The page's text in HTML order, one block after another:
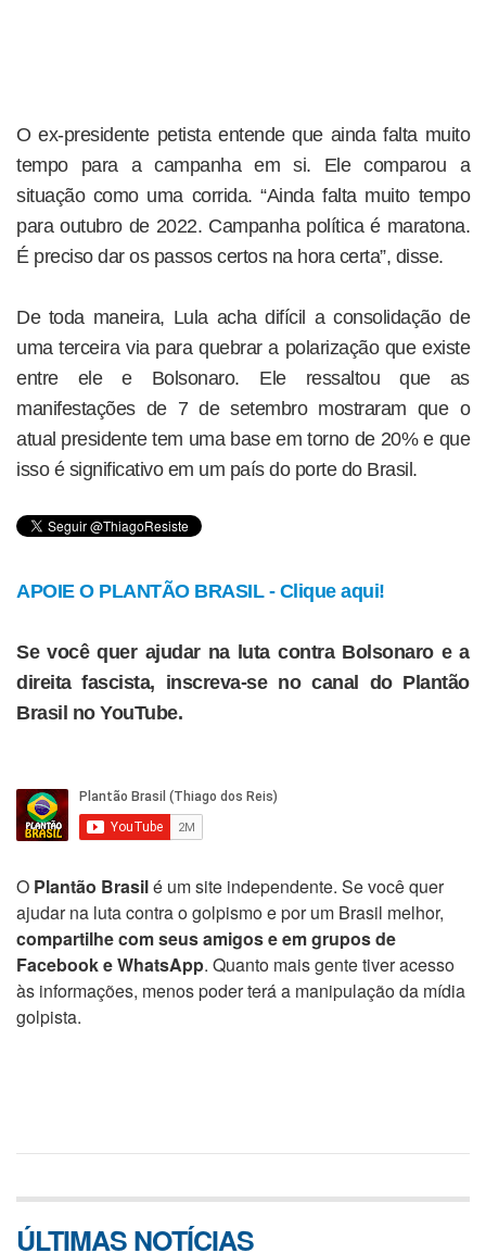
O ex-presidente petista entende que ainda falta muito
tempo para a campanha em si. Ele comparou a
situação como uma corrida. “Ainda falta muito tempo
para outubro de 2022. Campanha política é maratona.
É preciso dar os passos certos na hora certa”, disse.
De toda maneira, Lula acha difícil a consolidação de
uma terceira via para quebrar a polarização que existe
entre ele e Bolsonaro. Ele ressaltou que as
manifestações de 7 de setembro mostraram que o
atual presidente tem uma base em torno de 20% e que
isso é significativo em um país do porte do Brasil.
APOIE O PLANTÃO BRASIL - Clique aqui!
Se você quer ajudar na luta contra Bolsonaro e a
direita fascista, inscreva-se no canal do Plantão
Brasil no YouTube.
O Plantão Brasilé um site independente. Se você quer
ajudar na luta contra o golpismo e por um Brasil melhor,
compartilhe com seus amigos e em grupos de
Facebook e WhatsApp. Quanto mais gente tiver acesso
às informações, menos poder terá a manipulação da mídia
golpista.
ÚLTIMAS NOTÍCIAS